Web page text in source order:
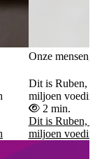
Onze
Dit is Ruben,
miljoen
2 min.
Dit is Ruben,
miljoen